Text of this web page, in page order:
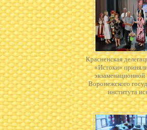
Красненская
«Истоки»
Воронежского
института